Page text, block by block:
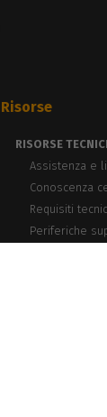
Risorse
RISORSE
Assistenza e
Conoscenza
Requisiti
Periferiche